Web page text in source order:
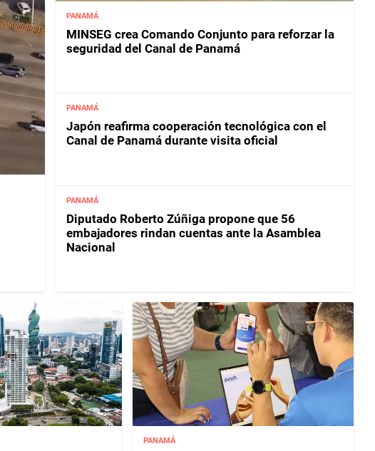
PANAMÁ
MINSEG crea Comando Conjunto para reforzar la
seguridad del Canal de Panamá
PANAMÁ
Japón reafirma cooperación tecnológica con el
Canal de Panamá durante visita oficial
PANAMÁ
Diputado Roberto Zúñiga propone que 56
embajadores rindan cuentas ante la Asamblea
Nacional
PANAMÁ